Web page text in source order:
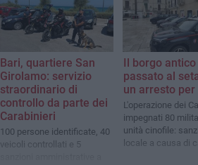
Bari, quartiere San
Girolamo: servizio
straordinario di
controllo da parte dei
Carabinieri
100 persone identificate, 40
veicoli controllati e 5
Il borgo
passato al
un arresto per
L'operazione dei
impegnati 80
unità cinofile:
locale a causa di